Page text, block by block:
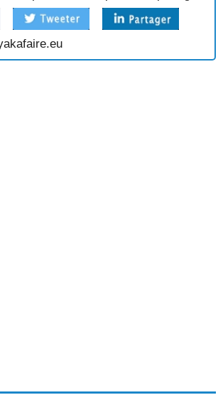
MORILLES
A LA CREME